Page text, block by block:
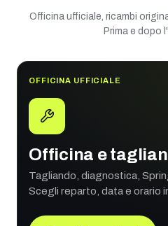
Officina ufficiale, ricambi
Prima e dopo
OFFICINA UFFICIALE
Officina e
Tagliando, diagnostica,
Scegli reparto, data e orario